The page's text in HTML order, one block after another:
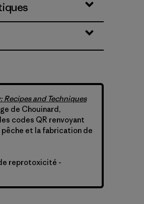
and Techniques
de Chouinard,
codes QR renvoyant
et la fabrication de
reprotoxicité -